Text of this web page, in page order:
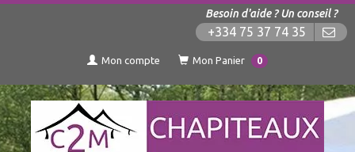
Besoin d'aide ? Un conseil ?
+334 75 37 74 35
Mon compte Mon Panier 0